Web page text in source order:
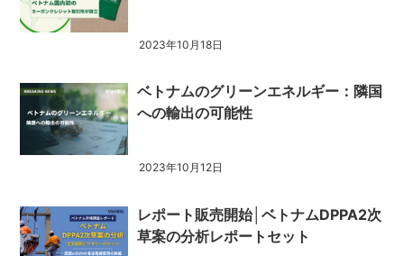
2023年10月18日
ベトナムのグリーンエネルギー：隣国
への輸出の可能性
2023年10月12日
レポート販売開始│ベトナムDPPA2次
草案の分析レポートセット